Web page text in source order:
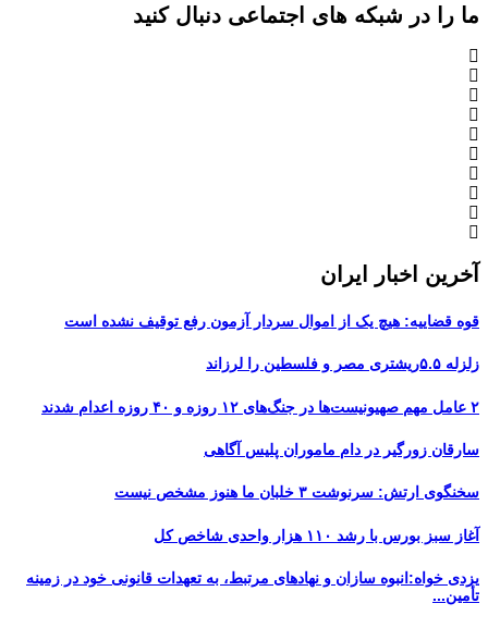
ما را در شبکه های اجتماعی دنبال کنید
آخرین اخبار ایران
قوه قضاییه: هیچ یک از اموال سردار آزمون رفع توقیف نشده است
زلزله ۵.۵ریشتری مصر و فلسطین را لرزاند
۲ عامل مهم صهیونیست‌ها در جنگ‌های ۱۲ روزه و ۴۰ روزه اعدام شدند
سارقان زورگیر در دام ماموران پلیس آگاهی
سخنگوی ارتش: سرنوشت ۳ خلبان ما هنوز مشخص نیست
آغاز سبز بورس با رشد ۱۱۰ هزار واحدی شاخص کل
یزدی خواه:انبوه سازان و نهادهای مرتبط، به تعهدات قانونی خود در زمینه
تأمین...